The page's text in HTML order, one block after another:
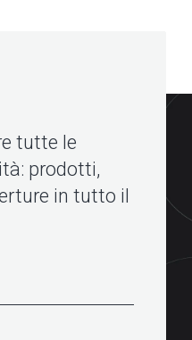
tutte le
prodotti,
in tutto il